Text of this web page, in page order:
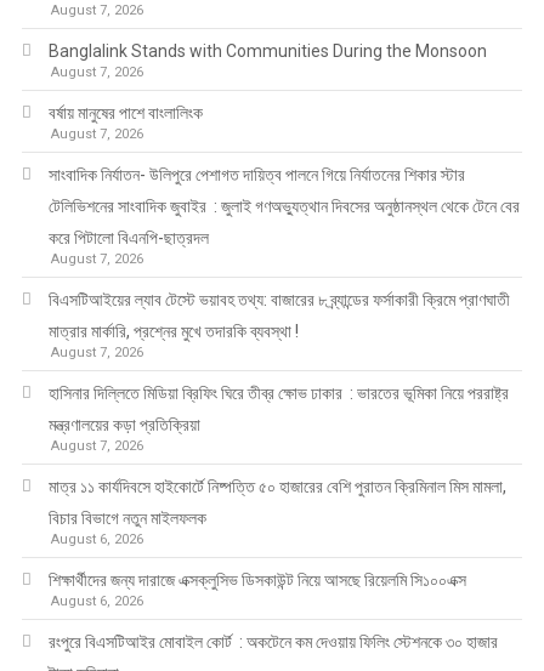
August 7, 2026
Banglalink Stands with Communities During the Monsoon
August 7, 2026
বর্ষায় মানুষের পাশে বাংলালিংক
August 7, 2026
সাংবাদিক নির্যাতন- উলিপুরে পেশাগত দায়িত্ব পালনে গিয়ে নির্যাতনের শিকার স্টার
টেলিভিশনের সাংবাদিক জুবাইর : জুলাই গণঅভ্যুত্থান দিবসের অনুষ্ঠানস্থল থেকে টেনে বের
করে পিটালো বিএনপি-ছাত্রদল
August 7, 2026
বিএসটিআইয়ের ল্যাব টেস্টে ভয়াবহ তথ্য: বাজারের ৮ ব্র্যান্ডের ফর্সাকারী ক্রিমে প্রাণঘাতী
মাত্রার মার্কারি, প্রশ্নের মুখে তদারকি ব্যবস্থা !
August 7, 2026
হাসিনার দিল্লিতে মিডিয়া ব্রিফিং ঘিরে তীব্র ক্ষোভ ঢাকার : ভারতের ভূমিকা নিয়ে পররাষ্ট্র
মন্ত্রণালয়ের কড়া প্রতিক্রিয়া
August 7, 2026
মাত্র ১১ কার্যদিবসে হাইকোর্টে নিষ্পত্তি ৫০ হাজারের বেশি পুরাতন ক্রিমিনাল মিস মামলা,
বিচার বিভাগে নতুন মাইলফলক
August 6, 2026
শিক্ষার্থীদের জন্য দারাজে এক্সক্লুসিভ ডিসকাউন্ট নিয়ে আসছে রিয়েলমি সি১০০এক্স
August 6, 2026
রংপুরে বিএসটিআইর মোবাইল কোর্ট : অকটেনে কম দেওয়ায় ফিলিং স্টেশনকে ৩০ হাজার